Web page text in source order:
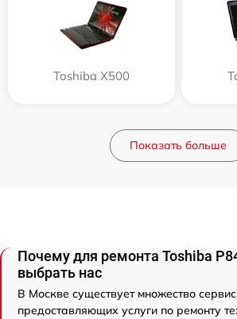
Toshiba X500
Показать больше
Почему для ремонта Toshiba
выбрать нас
В Москве существует множество
предоставляющих услуги по ремонту